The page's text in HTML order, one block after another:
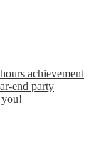
achievement
end party
you!